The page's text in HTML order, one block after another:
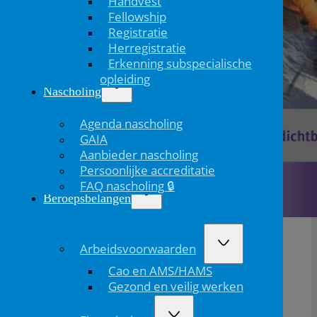
Fellowship
Registratie
Herregistratie
Erkenning subspecialische
opleiding
Nascholing
Agenda nascholing
GAIA
Aanbieder nascholing
Persoonlijke accreditatie
FAQ nascholing 🔒
Beroepsbelangen
Arbeidsvoorwaarden
Cao en AMS/HAMS
Gezond en veilig werken
voor het programma en overige informatie.